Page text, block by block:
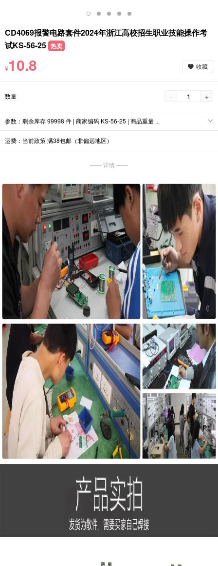
CD4069报警电路套件2024年浙江高校招生职业技能操作考
试KS-56-25 热卖
¥10.8 收藏
数量 - +
参数：剩余库存 99998 件 | 商家编码 KS-56-25 | 商品重量 ...
运费：当前政策 满38包邮（非偏远地区）
—— 详情 ——